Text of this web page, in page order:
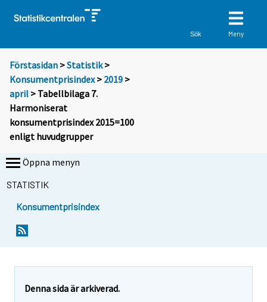
Sök Meny
Förstasidan >Statistik >
Konsumentprisindex> 2019 >
april > Tabellbilaga 7.
Harmoniserat
konsumentprisindex 2015=100
enligt huvudgrupper
Öppna menyn
STATISTIK
Konsumentprisindex
Denna sida är arkiverad.